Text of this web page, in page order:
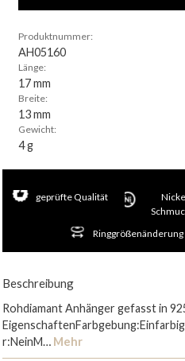
Produktnummer:
AH05160
Länge:
17 mm
Breite:
13 mm
Gewicht:
4 g
geprüfte Qualität
Beschreibung
Rohdiamant Anhänger gefasst in
r:NeinM… Mehr